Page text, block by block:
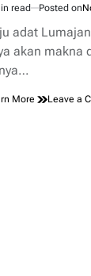
read Posted on
adat
akan makna
More Leave a